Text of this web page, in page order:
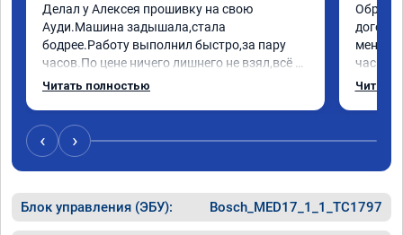
Делал у Алексея прошивку на свою
Ауди.Машина задышала,стала
бодрее.Работу выполнил быстро,за пару
часов.По цене ничего лишнего не взял,всё
как договаривались заранее.После работы
случае поломки авто.Однозначно
рекомендую Алексея как грамотного
специалиста!
Читать полностью
меня
час
Арман
Читать
‹ ›
Блок управления (ЭБУ): Bosch_MED17_1_1_TC1797